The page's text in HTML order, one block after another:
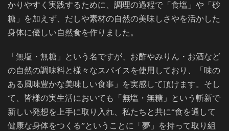
かりやすく実践するために、調理の過程で「食塩」や「砂
糖」を加えず、だしや素材の自然の美味しさやを活かした
身体に優しい自然食を作りました。
「無塩・無糖」という名ですが、お酢やみりん・お酒など
の自然の調味料と様々なスパイスを使用しており、「味の
ある風味豊かな美味しい食事」を実感して頂けます。そし
て、皆様の実生活においても「無塩・無糖」という斬新で
新しい発想を上手に取り入れ、私たちと共に“食を通して
健康な身体をつくる”ということに「夢」を持って取り組